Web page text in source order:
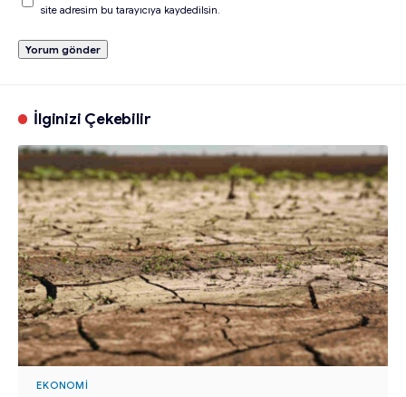
site adresim bu tarayıcıya kaydedilsin.
İlginizi Çekebilir
EKONOMI